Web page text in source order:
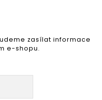
zasílat informace
e-shopu.